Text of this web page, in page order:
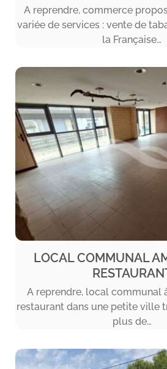
A reprendre, commerce
variée de services : vente de
la Française…
LOCAL COMMUNAL
A reprendre, local communal
restaurant dans une petite ville
plus de…